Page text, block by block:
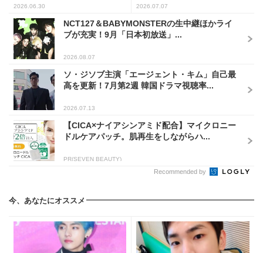
2026.06.30 2026.07.07
NCT127＆BABYMONSTERの生中継ほかライ
ブが充実！9月「日本初放送」...
2026.08.07
ソ・ジソブ主演「エージェント・キム」自己最
高を更新！7月第2週 韓国ドラマ視聴率...
2026.07.13
【CICA×ナイアシンアミド配合】マイクロニー
ドルケアパッチ。肌再生をしながらハ...
PR(SEVEN BEAUTY)
Recommended by
今、あなたにオススメ